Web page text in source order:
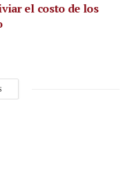
el costo de los